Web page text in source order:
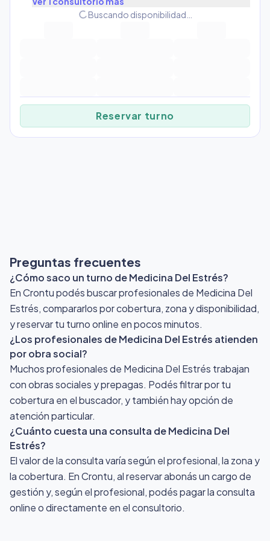
progress_activityBuscando disponibilidad…
Reservar turno
Preguntas frecuentes
¿Cómo saco un turno de Medicina Del Estrés?
En Crontu podés buscar profesionales de Medicina Del
Estrés, compararlos por cobertura, zona y disponibilidad,
y reservar tu turno online en pocos minutos.
¿Los profesionales de Medicina Del Estrés atienden
por obra social?
Muchos profesionales de Medicina Del Estrés trabajan
con obras sociales y prepagas. Podés filtrar por tu
cobertura en el buscador, y también hay opción de
atención particular.
¿Cuánto cuesta una consulta de Medicina Del
Estrés?
El valor de la consulta varía según el profesional, la zona y
la cobertura. En Crontu, al reservar abonás un cargo de
gestión y, según el profesional, podés pagar la consulta
online o directamente en el consultorio.